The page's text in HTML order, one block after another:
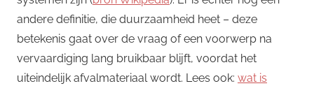
andere definitie, die duurzaamheid heet – deze
betekenis gaat over de vraag of een voorwerp na
vervaardiging lang bruikbaar blijft, voordat het
uiteindelijk afvalmateriaal wordt. Lees ook: wat is